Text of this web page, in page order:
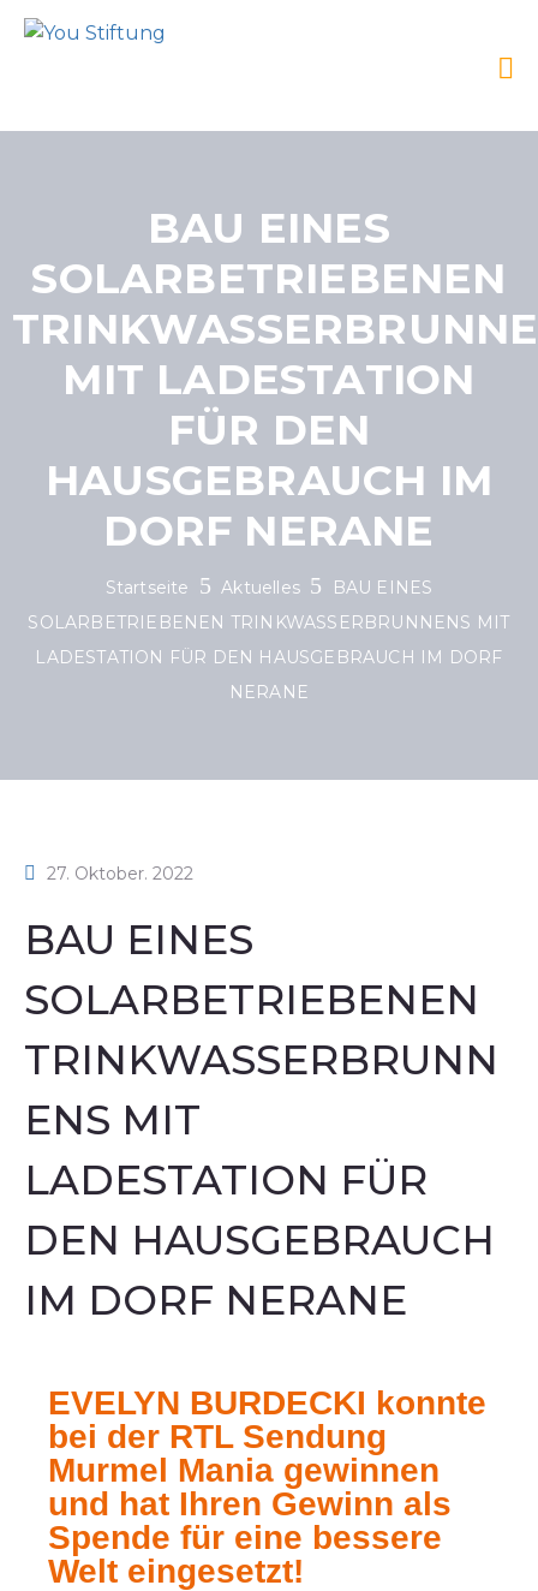
BAU EINES
SOLARBETRIEBENEN
MIT LADESTATION
FÜR DEN
HAUSGEBRAUCH IM
DORF NERANE
Startseite Aktuelles
BAU EINES
SOLARBETRIEBENEN TRINKWASSERBRUNNENS MIT
LADESTATION FÜR DEN HAUSGEBRAUCH IM DORF
NERANE
27. Oktober. 2022
BAU EINES
SOLARBETRIEBENEN
TRINKWASSERBRUNN
ENS MIT
LADESTATION FÜR
DEN HAUSGEBRAUCH
IM DORF NERANE
EVELYN BURDECKI konnte
bei der RTL Sendung
Murmel Mania gewinnen
und hat Ihren Gewinn als
Spende für eine bessere
Welt eingesetzt!